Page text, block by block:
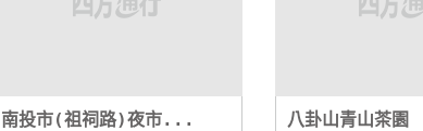
南投市(祖祠路)夜市... 八卦山青山茶園